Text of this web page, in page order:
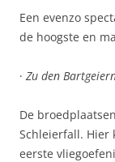
Een evenzo
de hoogste en
· Zu den
De
Schleierfall. Hier
eerste